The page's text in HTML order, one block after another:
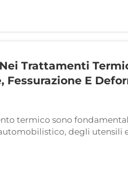
Trattamenti
Fessurazione E
termico sono
degli utensili
e raffreddamento
ottenere le caratteristiche